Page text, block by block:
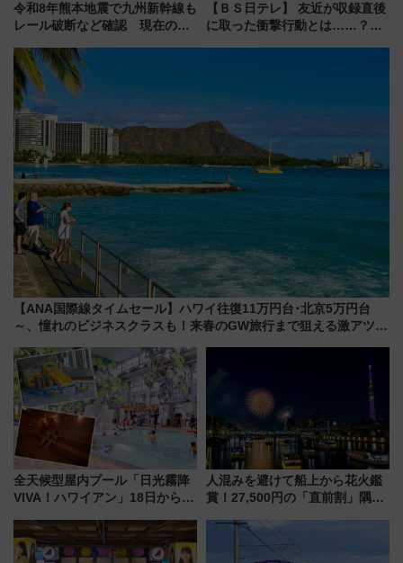
令和8年熊本地震で九州新幹線も
レール破断など確認 現在の運
響
【ＢＳ日テレ】 友近が収録直後
に取った衝撃行動とは……？
【ANA国際線タイムセール】ハワイ往復11万円台･北京5万円台
～、憧れのビジネスクラスも！来春のGW旅行まで狙える激アツ路
全天候型屋内プール「日光霧降
VIVA！ハワイアン」18日から営
ァミリーから大人まで幅広い世
代が一日中楽しる夏のリゾート
人混みを避けて船上から花火鑑
賞！27,500円の「直前割」隅田
メも持ち込みOK